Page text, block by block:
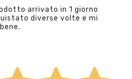
arrivato in 1 giorno
diverse volte e mi